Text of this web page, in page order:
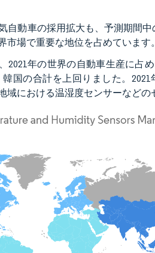
自動車の採用拡大も、予測期間
場で重要な地位を占めています。
2021年の世界の自動車生産に占
国の合計を上回りました。
における温湿度センサーなどの